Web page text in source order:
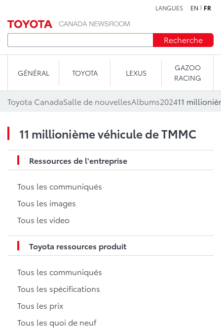
LANGUES EN FR
Recherche
GÉNÉRAL TOYOTA LEXUS
GAZOO
RACING
Toyota CanadaSalle de nouvellesAlbums202411
11 millionième véhicule de TMMC
Ressources de l'entreprise
Tous les communiqués
Tous les images
Tous les video
Toyota ressources produit
Tous les communiqués
Tous les spécifications
Tous les prix
Tous les quoi de neuf